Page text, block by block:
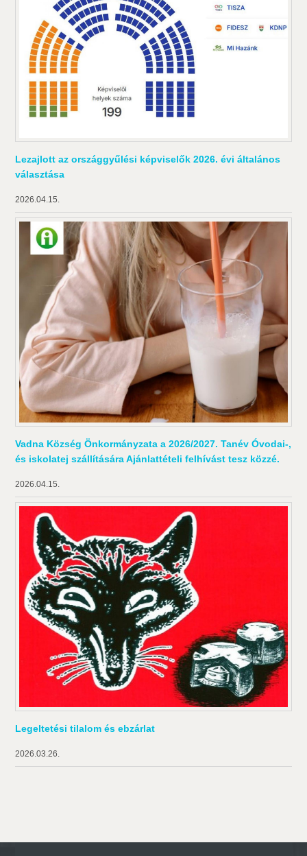
Lezajlott az országgyűlési képviselők 2026. évi általános
választása
2026.04.15.
Vadna Község Önkormányzata a 2026/2027. Tanév Óvodai-,
és iskolatej szállítására Ajánlattételi felhívást tesz közzé.
2026.04.15.
Legeltetési tilalom és ebzárlat
2026.03.26.